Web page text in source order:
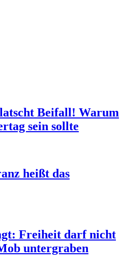
Beifall! Warum
sein sollte
heißt das
Freiheit darf nicht
untergraben